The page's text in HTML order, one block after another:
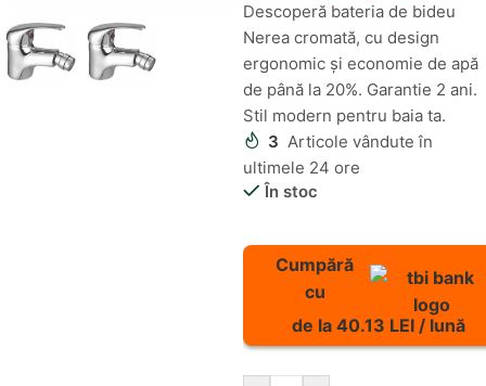
Descoperă bateria de bideu
Nerea cromată, cu design
ergonomic și economie de apă
de până la 20%. Garantie 2 ani.
Stil modern pentru baia ta.
3 Articole vândute în
ultimele 24 ore
În stoc
Cumpără
cu
de la 40.13 LEI / lună